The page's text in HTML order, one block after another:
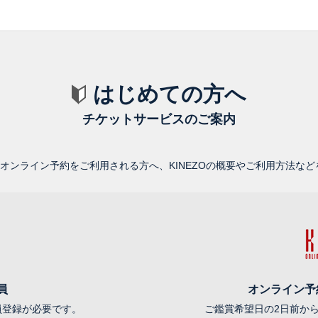
はじめての方へ
チケットサービスのご案内
ンライン予約をご利用される方へ、KINEZOの概要やご利用方法な
録が必要です。
オンライン
ご鑑賞希望日の2日前か